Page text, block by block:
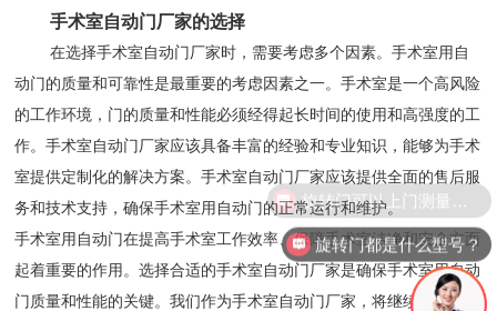
手术室自动门厂家的选择
在选择手术室自动门厂家时，需要考虑多个因素。手术室用自
动门的质量和可靠性是最重要的考虑因素之一。手术室是一个高风险
的工作环境，门的质量和性能必须经得起长时间的使用和高强度的工
作。手术室自动门厂家应该具备丰富的经验和专业知识，能够为手术
室提供定制化的解决方案。手术室自动门厂家应该提供全面的售后服
务和技术支持，确保手术室用自动门的正常运行和维护。
手术室用自动门在提高手术室工作效率、保障手术室洁净和安全方面
起着重要的作用。选择合适的手术室自动门厂家是确保手术室用自动
门质量和性能的关键。我们作为手术室自动门厂家，将继续致力于为
旋转门都是什么型号？